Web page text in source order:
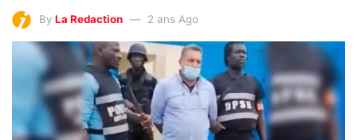
By La Redaction 2 ans Ago